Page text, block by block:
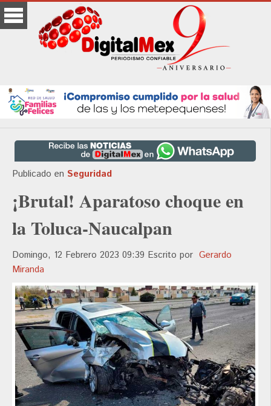
Publicado en Seguridad
¡Brutal! Aparatoso choque en
la Toluca-Naucalpan
Domingo, 12 Febrero 2023 09:39 Escrito por Gerardo
Miranda